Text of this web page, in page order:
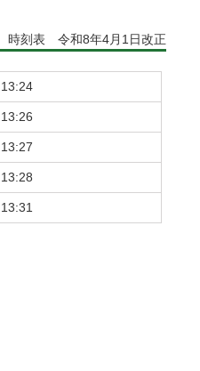
時刻表 令和8年4月1日改正
13:24
13:26
13:27
13:28
13:31